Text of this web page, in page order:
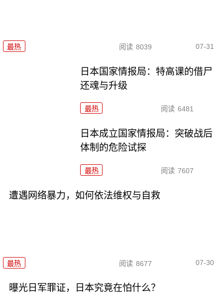
最热 阅读 8039 07-31
日本国家情报局：特高课的借尸
还魂与升级
最热 阅读 6481
日本成立国家情报局：突破战后
体制的危险试探
最热 阅读 7607
遭遇网络暴力，如何依法维权与自救
最热 阅读 8677 07-30
曝光日军罪证，日本究竟在怕什么？